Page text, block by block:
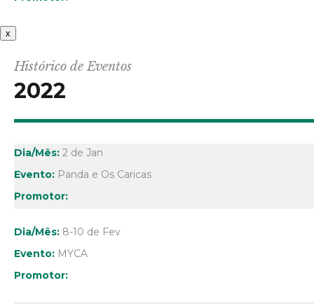
x
Histórico de Eventos
2022
2 de Jan
Panda e Os Caricas
8-10 de Fev
MYCA